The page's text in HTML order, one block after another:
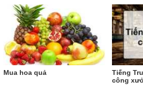
Mua hoa quả
Tiếng
công